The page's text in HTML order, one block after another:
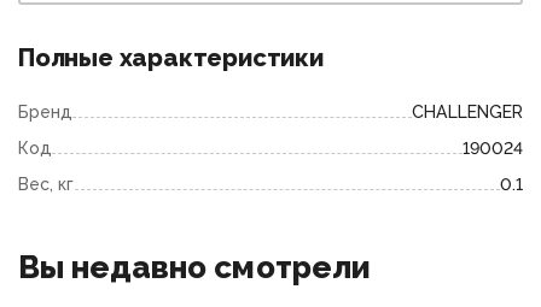
Полные характеристики
Бренд
CHALLENGER
Код
190024
Вес, кг
0.1
Вы недавно смотрели